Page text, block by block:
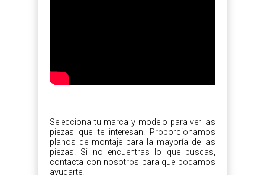
Selecciona tu marca y modelo para ver las
piezas que te interesan. Proporcionamos
planos de montaje para la mayoría de las
piezas. Si no encuentras lo que buscas,
contacta con nosotros para que podamos
ayudarte.